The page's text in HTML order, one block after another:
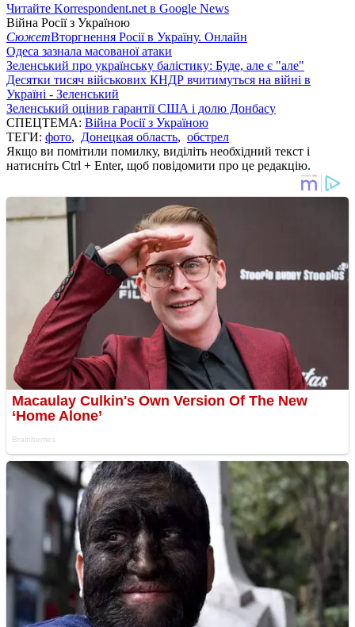
Читайте Korrespondent.net в Google News
Війна Росії з Україною
СюжетВторгнення Росії в Україну. Онлайн
Одеса зазнала масованої атаки
Зеленський про українську балістику: Буде, але є "але"
Десятки тисяч військових КНДР вчитимуться на війні в
Україні - Зеленський
Зеленський оцінив гарантії США і долю Донбасу
СПЕЦТЕМА: Війна Росії з Україною
ТЕГИ: фото, Донецкая область, обстрел
Якщо ви помітили помилку, виділіть необхідний текст і
натисніть Ctrl + Enter, щоб повідомити про це редакцію.